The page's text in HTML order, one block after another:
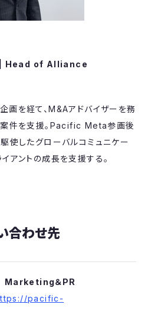
Head of Alliance
画を経て、M&Aアドバイザーを務
案件を支援。Pacific Meta参画後
駆使したグローバルコミュニケー
アントの成長を支援する。
合わせ先
＆PR
pacific-